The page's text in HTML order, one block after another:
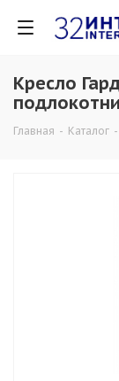
Кресло
Главная - Каталог -